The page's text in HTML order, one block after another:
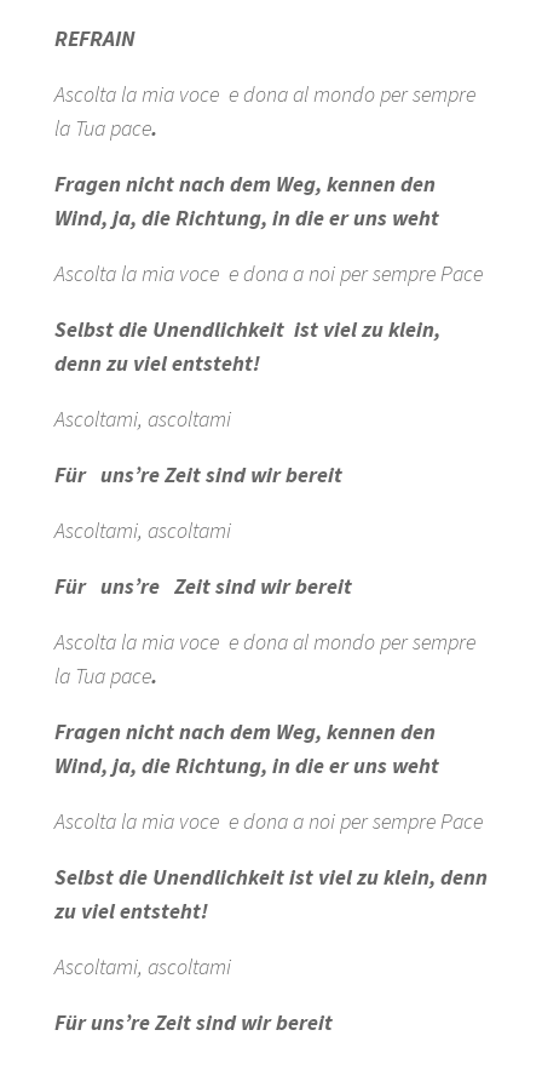
REFRAIN
Ascolta la mia voce e dona al mondo per sempre
la Tua pace.
Fragen nicht nach dem Weg, kennen den
Wind, ja, die Richtung, in die er uns weht
Ascolta la mia voce e dona a noi per sempre Pace
Selbst die Unendlichkeit ist viel zu klein,
denn zu viel entsteht!
Ascoltami, ascoltami
Für uns’re Zeitsind wir bereit
Ascoltami, ascoltami
Für uns’re Zeitsind wir bereit
Ascolta la mia voce e dona al mondo per sempre
la Tua pace.
Fragen nicht nach dem Weg, kennen den
Wind, ja, die Richtung, in die er uns weht
Ascolta la mia voce e dona a noi per sempre Pace
Selbst die Unendlichkeitist viel zu klein, denn
zu viel entsteht!
Ascoltami, ascoltami
Für uns’re Zeitsind wir bereit